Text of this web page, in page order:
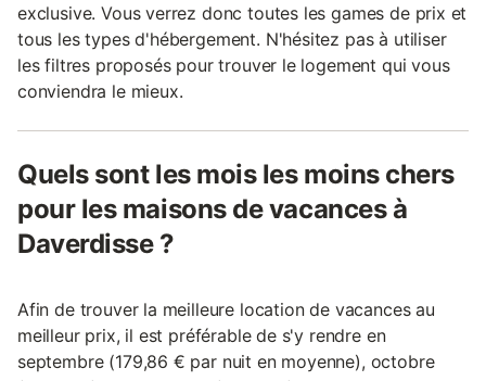
exclusive. Vous verrez donc toutes les games de prix et
tous les types d'hébergement. N'hésitez pas à utiliser
les filtres proposés pour trouver le logement qui vous
conviendra le mieux.
Quels sont les mois les moins chers
pour les maisons de vacances à
Daverdisse ?
Afin de trouver la meilleure location de vacances au
meilleur prix, il est préférable de s'y rendre en
septembre (179,86 € par nuit en moyenne), octobre